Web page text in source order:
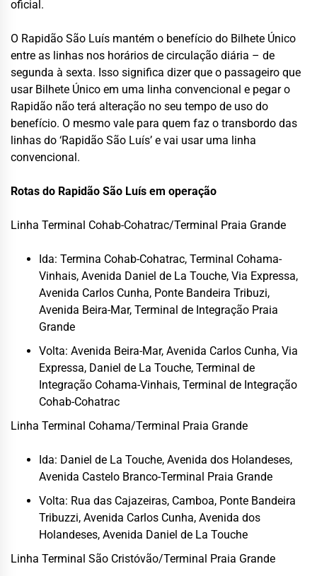
oficial.
O Rapidão São Luís mantém o benefício do Bilhete Único
entre as linhas nos horários de circulação diária – de
segunda à sexta. Isso significa dizer que o passageiro que
usar Bilhete Único em uma linha convencional e pegar o
Rapidão não terá alteração no seu tempo de uso do
benefício. O mesmo vale para quem faz o transbordo das
linhas do ‘Rapidão São Luís’ e vai usar uma linha
convencional.
Rotas do Rapidão São Luís em operação
Linha Terminal Cohab-Cohatrac/Terminal Praia Grande
Ida: Termina Cohab-Cohatrac, Terminal Cohama-
Vinhais, Avenida Daniel de La Touche, Via Expressa,
Avenida Carlos Cunha, Ponte Bandeira Tribuzi,
Avenida Beira-Mar, Terminal de Integração Praia
Grande
Volta: Avenida Beira-Mar, Avenida Carlos Cunha, Via
Expressa, Daniel de La Touche, Terminal de
Integração Cohama-Vinhais, Terminal de Integração
Cohab-Cohatrac
Linha Terminal Cohama/Terminal Praia Grande
Ida: Daniel de La Touche, Avenida dos Holandeses,
Avenida Castelo Branco-Terminal Praia Grande
Volta: Rua das Cajazeiras, Camboa, Ponte Bandeira
Tribuzzi, Avenida Carlos Cunha, Avenida dos
Holandeses, Avenida Daniel de La Touche
Linha Terminal São Cristóvão/Terminal Praia Grande